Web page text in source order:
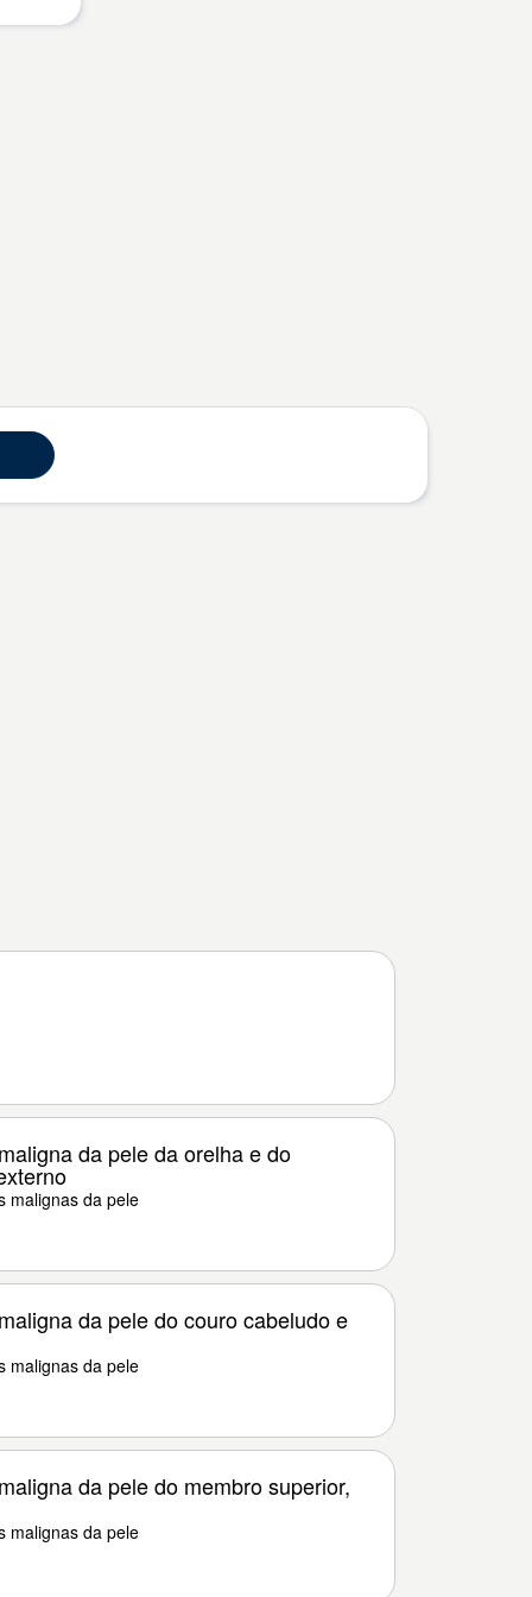
da pele da orelha e do
malignas da pele
da pele do couro cabeludo e
malignas da pele
da pele do membro superior,
malignas da pele